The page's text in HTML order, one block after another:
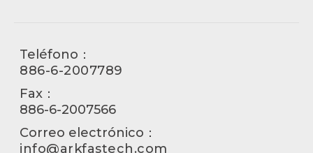
Teléfono：
886-6-2007789
Fax：
886-6-2007566
Correo electrónico：
info@arkfastech.com